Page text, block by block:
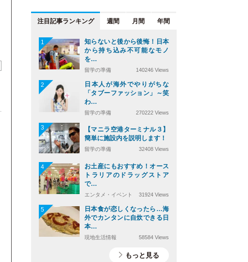
注目記事 週間 月間 年間
1
知らないと後から後悔！日本
から持ち込み不可能なモノ
を…
留学の準備 140246 Views
2
日本人が海外でやりがちな
「タブーファッション」～笑
わ…
留学の準備 270222 Views
3
【マニラ空港ターミナル３】
簡単に施設内を説明します！
留学の準備 32408 Views
4
お土産にもおすすめ！オース
トラリアのドラッグストア
で…
エンタメ・イベント 31924 Views
5
日本食が恋しくなったら…海
外でカンタンに自炊できる日
本…
現地生活情報 58584 Views
もっと見る